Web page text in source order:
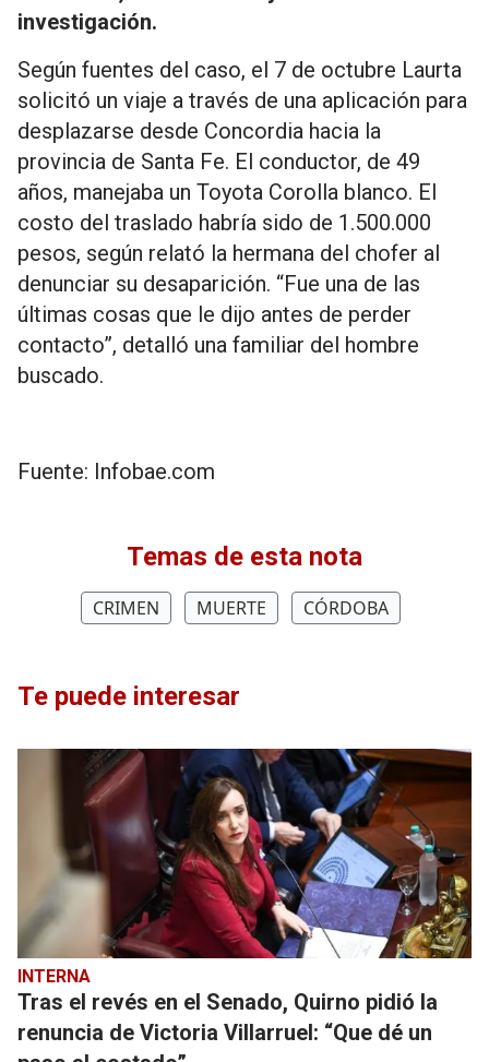
investigación.
Según fuentes del caso, el 7 de octubre Laurta
solicitó un viaje a través de una aplicación para
desplazarse desde Concordia hacia la
provincia de Santa Fe. El conductor, de 49
años, manejaba un Toyota Corolla blanco. El
costo del traslado habría sido de 1.500.000
pesos, según relató la hermana del chofer al
denunciar su desaparición. “Fue una de las
últimas cosas que le dijo antes de perder
contacto”, detalló una familiar del hombre
buscado.
Fuente: Infobae.com
Temas de esta nota
CRIMEN MUERTE CÓRDOBA
Te puede interesar
INTERNA
Tras el revés en el Senado, Quirno pidió la
renuncia de Victoria Villarruel: “Que dé un